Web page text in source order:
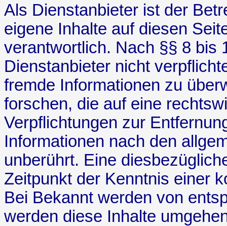
Als Dienstanbieter ist der
eigene Inhalte auf diesen
verantwortlich. Nach §§ 8 bis
Dienstanbieter nicht
fremde Informationen zu
forschen, die auf eine
Verpflichtungen zur
Informationen nach den
unberührt. Eine
Zeitpunkt der Kenntnis einer
Bei Bekannt werden von
werden diese Inhalte